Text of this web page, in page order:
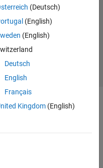
(Deutsch)
(English)
(English)
Deutsch
English
Français
Kingdom(English)
Seleccione un país/